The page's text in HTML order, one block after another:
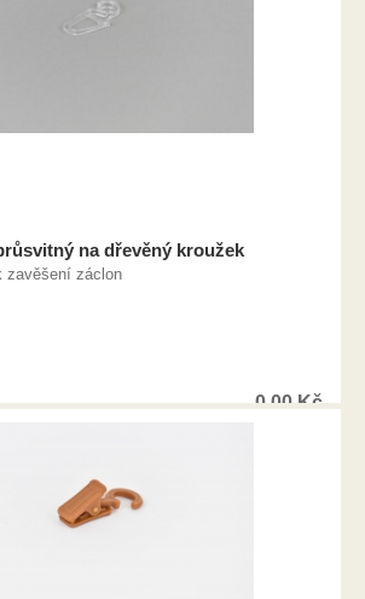
na dřevěný kroužek
zavěšení záclon
0,00Kč